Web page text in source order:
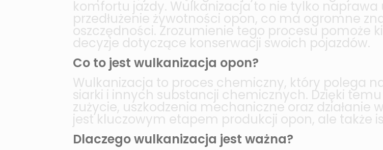
komfortu jazdy. Wulkanizacja to nie tylko naprawa
przedłużenie żywotności opon, co ma ogromne
oszczędności. Zrozumienie tego procesu pomoże
decyzje dotyczące konserwacji swoich pojazdów.
Co to jest wulkanizacja opon?
Wulkanizacja to proces chemiczny, który polega
siarki i innych substancji chemicznych. Dzięki
zużycie, uszkodzenia mechaniczne oraz
jest kluczowym etapem produkcji opon, ale także
Dlaczego wulkanizacja jest ważna?